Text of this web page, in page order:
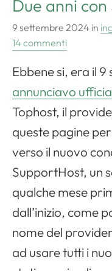
Due anni
9 settembre 2024 in
14 commenti
Ebbene si, era il
annunciavo
Tophost, il
queste pagine
verso il nuovo
SupportHost, un
qualche mese
dall’inizio, come
nome del
ad usare tutti i